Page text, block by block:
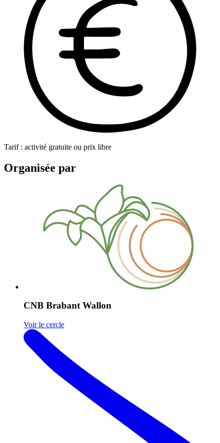
Tarif : activité gratuite ou prix libre
Organisée par
CNB Brabant Wallon
Voir le cercle